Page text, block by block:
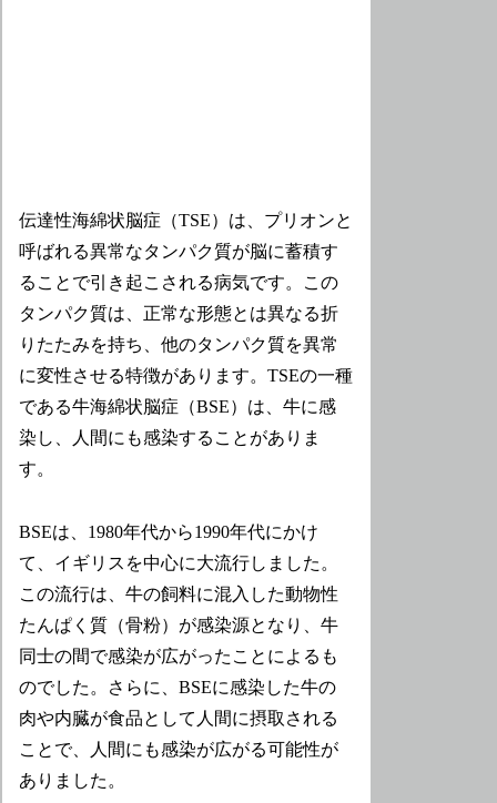
伝達性海綿状脳症（TSE）は、プリオンと
呼ばれる異常なタンパク質が脳に蓄積す
ることで引き起こされる病気です。この
タンパク質は、正常な形態とは異なる折
りたたみを持ち、他のタンパク質を異常
に変性させる特徴があります。TSEの一種
である牛海綿状脳症（BSE）は、牛に感
染し、人間にも感染することがありま
す。
BSEは、1980年代から1990年代にかけ
て、イギリスを中心に大流行しました。
この流行は、牛の飼料に混入した動物性
たんぱく質（骨粉）が感染源となり、牛
同士の間で感染が広がったことによるも
のでした。さらに、BSEに感染した牛の
肉や内臓が食品として人間に摂取される
ことで、人間にも感染が広がる可能性が
ありました。